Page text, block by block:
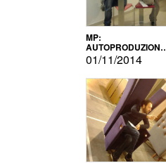
MP:
AUTOPRODUZIONE
E INNOVAZIONE
01/11/2014